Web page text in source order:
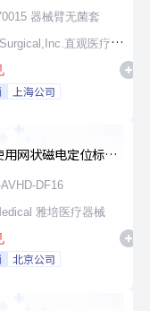
件 器械臂无菌套
直观医疗公
上海公司
用网状磁电定位标测
DF16
雅培医疗器械
北京公司